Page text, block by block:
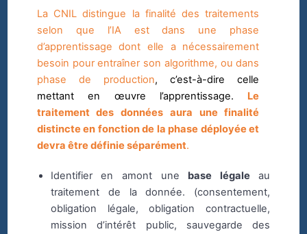
La CNIL distingue la finalité des traitements
selon que l’IA est dans une phase
d’apprentissage dont elle a nécessairement
besoin pour entraîner son algorithme, ou dans
phase de production, c’est-à-dire celle
mettant en œuvre l’apprentissage. Le
traitement des données aura une finalité
distincte en fonction de la phase déployée et
devra être définie séparément.
Identifier en amont une base légale au
traitement de la donnée. (consentement,
obligation légale, obligation contractuelle,
mission d’intérêt public, sauvegarde des